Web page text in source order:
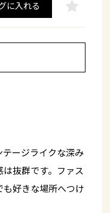
に入れる
ージライクな深み
抜群です。ファス
好きな場所へつけ